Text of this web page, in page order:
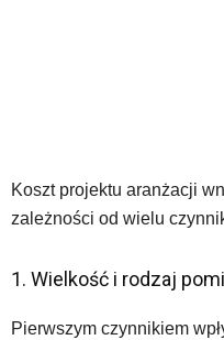
Koszt projektu aranżacji
zależności od wielu
1. Wielkość i rodzaj
Pierwszym czynnikiem